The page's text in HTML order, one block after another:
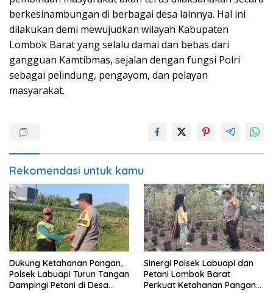
berkesinambungan di berbagai desa lainnya. Hal ini
dilakukan demi mewujudkan wilayah Kabupaten
Lombok Barat yang selalu damai dan bebas dari
gangguan Kamtibmas, sejalan dengan fungsi Polri
sebagai pelindung, pengayom, dan pelayan
masyarakat.
Rekomendasi untuk kamu
Dukung Ketahanan Pangan,
Polsek Labuapi Turun Tangan
Dampingi Petani di Desa
Sinergi Polsek Labuapi dan
Petani Lombok Barat
Perkuat Ketahanan Pangan